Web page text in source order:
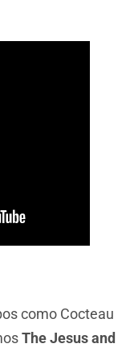
como Cocteau
The Jesus and